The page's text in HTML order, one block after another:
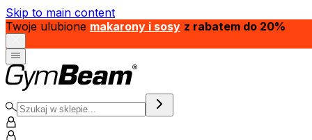
Skip to main content
Twoje ulubione makarony i sosy z rabatem do 20%